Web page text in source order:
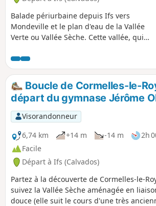
Balade périurbaine depuis Ifs vers
Mondeville et le plan d'eau de la Vallée
Verte ou Vallée Sèche. Cette vallée, qui
rivière, est aménagée en liaison douce
(piétonne et cycliste).
Boucle de Cormelles-le-
départ du gymnase Jérôme
Visorandonneur
6,74 km
+14 m -14 m
2h
Facile
Départ à Ifs (Calvados)
Partez à la découverte de Cormelles-le-
suivez la Vallée Sèche aménagée en
douce (elle suit le cours d'une très